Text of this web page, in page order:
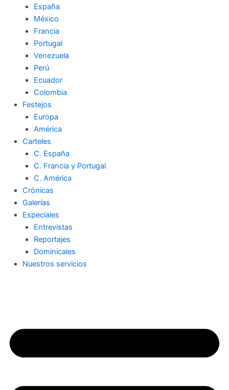
España
México
Francia
Portugal
Venezuela
Perú
Ecuador
Colombia
Festejos
Europa
América
Carteles
C. España
C. Francia y Portugal
C. América
Crónicas
Galerías
Especiales
Entrevistas
Reportajes
Dominicales
Nuestros servicios